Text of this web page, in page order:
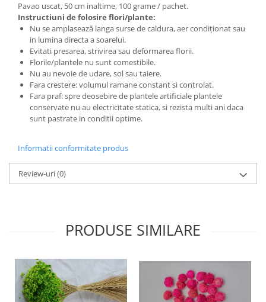
Pavao uscat, 50 cm inaltime, 100 grame / pachet.
Instructiuni de folosire flori/plante:
Nu se amplasează langa surse de caldura, aer condiționat sau
in lumina directa a soarelui.
Evitati presarea, strivirea sau deformarea florii.
Florile/plantele nu sunt comestibile.
Nu au nevoie de udare, sol sau taiere.
Fara crestere: volumul ramane constant si controlat.
Fara praf: spre deosebire de plantele artificiale plantele
conservate nu au electricitate statica, si rezista multi ani daca
sunt pastrate in conditii optime.
Informatii conformitate produs
Review-uri(0)
PRODUSE SIMILARE